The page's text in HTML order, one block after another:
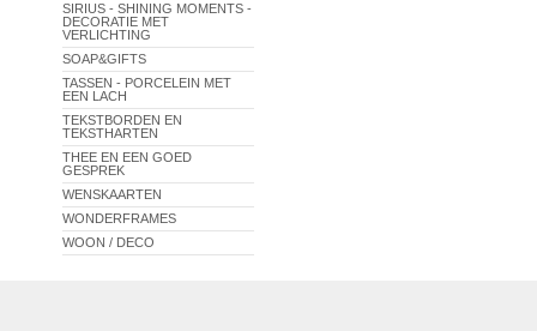
SIRIUS - SHINING MOMENTS -
DECORATIE MET
VERLICHTING
SOAP&GIFTS
TASSEN - PORCELEIN MET
EEN LACH
TEKSTBORDEN EN
TEKSTHARTEN
THEE EN EEN GOED
GESPREK
WENSKAARTEN
WONDERFRAMES
WOON / DECO